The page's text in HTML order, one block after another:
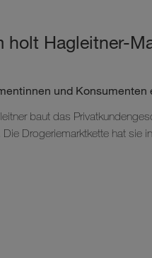
holt Hagleitner-
und Konsumenten
baut das
Drogeriemarktkette hat sie